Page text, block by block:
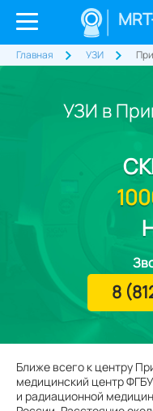
Главная УЗИ
УЗИ в
Ближе всего к центру
медицинский центр
и радиационной
8